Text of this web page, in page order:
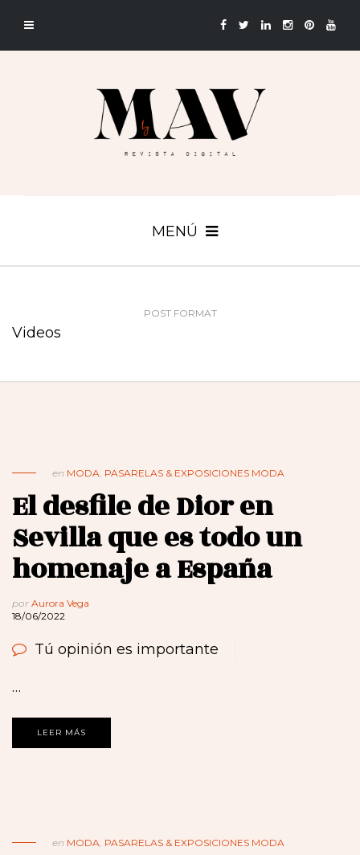
MENÚ
POST FORMAT
Videos
en MODA, PASARELAS & EXPOSICIONES MODA
El desfile de Dior en
Sevilla que es todo un
homenaje a España
por Aurora Vega
18/06/2022
Tú opinión es importante
…
LEER MÁS
en MODA, PASARELAS & EXPOSICIONES MODA